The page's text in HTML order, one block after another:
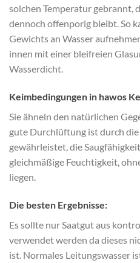
solchen Temperatur gebrannt,
dennoch offenporig bleibt. So
Gewichts an Wasser
innen mit einer bleifreien
Wasserdicht.
Keimbedingungen in hawos
Sie ähneln den natürlichen
gute Durchlüftung ist durch die
gewährleistet, die
gleichmäßige Feuchtigkeit,
liegen.
Die besten Ergebnisse:
Es sollte nur Saatgut aus
verwendet werden da dieses
ist. Normales Leitungswasser